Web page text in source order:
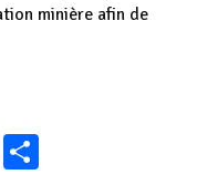
minière afin de
WhatsApp